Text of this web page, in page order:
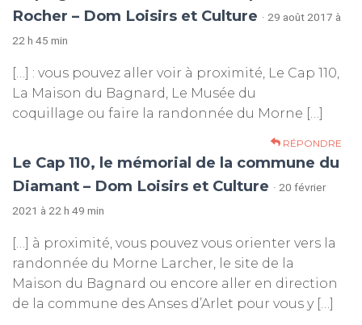
Rocher – Dom Loisirs et Culture · 29 août 2017 à
22 h 45 min
[…] : vous pouvez aller voir à proximité, Le Cap 110,
La Maison du Bagnard, Le Musée du
coquillage ou faire la randonnée du Morne […]
RÉPONDRE
Le Cap 110, le mémorial de la commune du
Diamant – Dom Loisirs et Culture · 20 février
2021 à 22 h 49 min
[…] à proximité, vous pouvez vous orienter vers la
randonnée du Morne Larcher, le site de la
Maison du Bagnard ou encore aller en direction
de la commune des Anses d’Arlet pour vous y […]